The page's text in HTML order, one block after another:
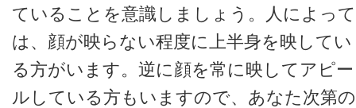
ていることを意識しましょう。人によって
は、顔が映らない程度に上半身を映してい
る方がいます。逆に顔を常に映してアピー
ルしている方もいますので、あなた次第の